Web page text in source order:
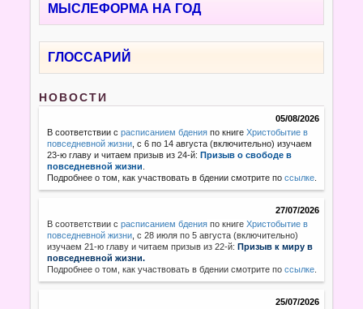
МЫСЛЕФОРМА НА ГОД
ГЛОССАРИЙ
НОВОСТИ
05/08/2026
В соответствии срасписанием бдения по книгеХристобытие в
повседневной жизни , с 6 по 14 августа (включительно) изучаем
23-ю главу и читаем призыв из 24-й:Призыв о свободе в
повседневной жизни
Подробнее о том, как участвовать в бдении смотрите поссылке
27/07/2026
В соответствии с расписанием бдения по книгеХристобытие в
повседневной жизни с 28 июля по 5 августа (включительно)
изучаем 21-ю главу и читаем призыв из 22-й:Призыв к миру в
повседневной жизни.
Подробнее о том, как участвовать в бдении смотрите поссылке
25/07/2026